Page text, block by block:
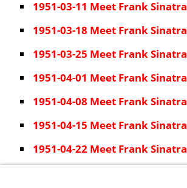
1951-03-11 Meet Frank Sinatra
1951-03-18 Meet Frank Sinatra
1951-03-25 Meet Frank Sinatra
1951-04-01 Meet Frank Sinatra
1951-04-08 Meet Frank Sinatra
1951-04-15 Meet Frank Sinatra
1951-04-22 Meet Frank Sinatra